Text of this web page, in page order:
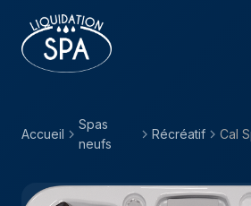
Accueil
Spas
neufs
Récréatif